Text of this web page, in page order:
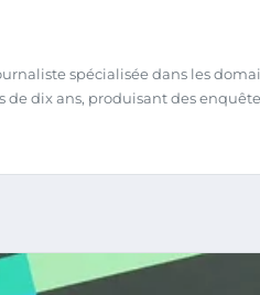
spécialisée dans les
dix ans, produisant des